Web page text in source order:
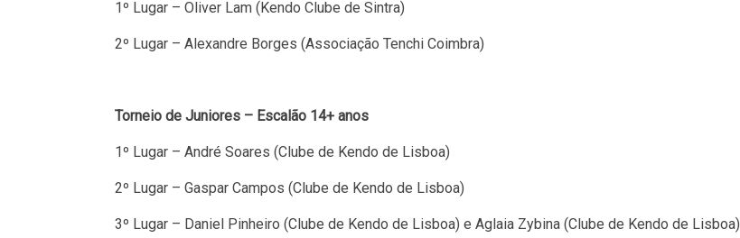
1º Lugar – Oliver Lam (Kendo Clube de Sintra)
2º Lugar – Alexandre Borges (Associação Tenchi Coimbra)
Torneio de Juniores – Escalão 14+ anos
1º Lugar – André Soares (Clube de Kendo de Lisboa)
2º Lugar – Gaspar Campos (Clube de Kendo de Lisboa)
3º Lugar – Daniel Pinheiro (Clube de Kendo de Lisboa) e Aglaia Zybina (Clube de Kendo de Lisboa)